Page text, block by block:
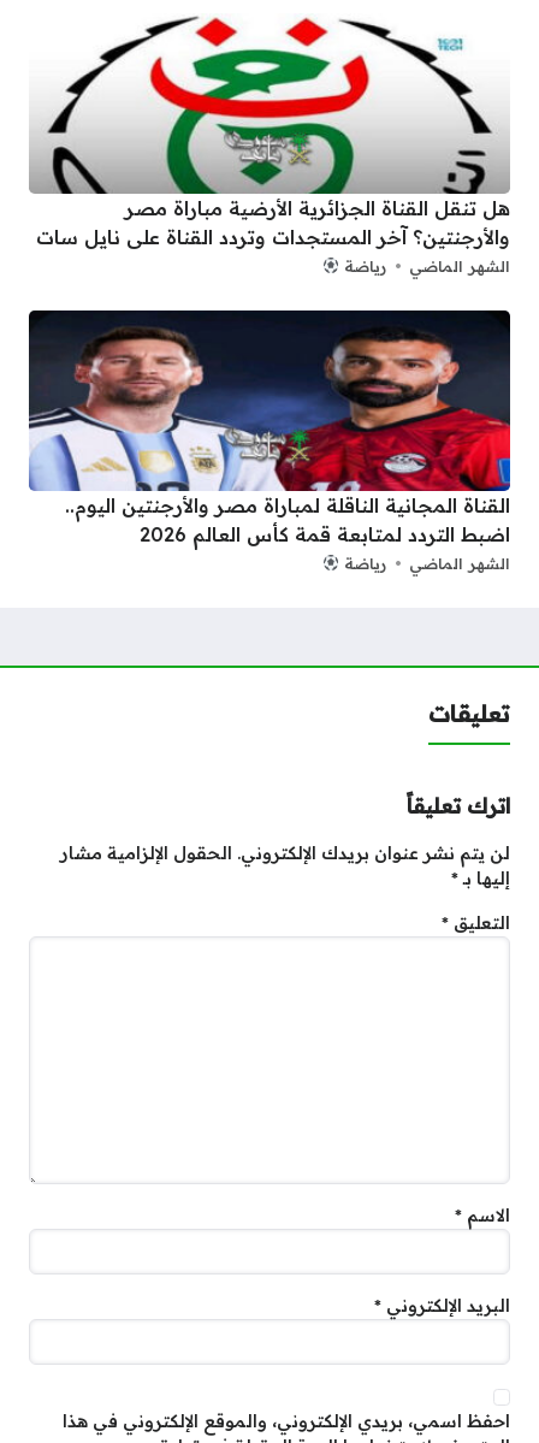
هل تنقل القناة الجزائرية الأرضية مباراة مصر
والأرجنتين؟ آخر المستجدات وتردد القناة على نايل سات
الشهر الماضي رياضة
القناة المجانية الناقلة لمباراة مصر والأرجنتين اليوم..
اضبط التردد لمتابعة قمة كأس العالم 2026
الشهر الماضي رياضة
تعليقات
اترك تعليقاً
لن يتم نشر عنوان بريدك الإلكتروني. الحقول الإلزامية مشار
إليها بـ*
التعليق *
الاسم *
البريد الإلكتروني *
احفظ اسمي، بريدي الإلكتروني، والموقع الإلكتروني في هذا